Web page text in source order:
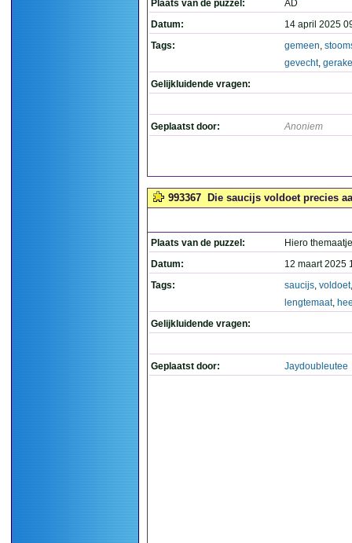
Plaats van de puzzel:
AD
Datum:
14 april 2025
Tags:
gemeen,
gevecht,
Gelijkluidende vragen:
Geplaatst door: Anoniem
993367 Die saucijs voldoet precies
Plaats van de puzzel:
Hiero themaatje
Datum:
12 maart 2025
Tags:
saucijs, voldoet
lengtemaat,
Gelijkluidende vragen:
Geplaatst door: Jaydoubleutee